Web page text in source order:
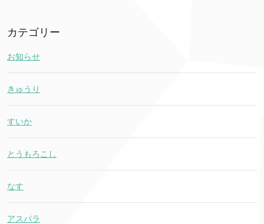
カテゴリー
お知らせ
きゅうり
すいか
とうもろこし
なす
アスパラ